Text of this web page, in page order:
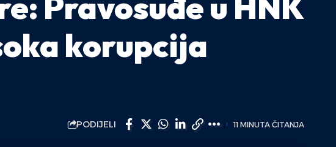
korupcija
PODIJELI 11 MINUTA ČITANJA